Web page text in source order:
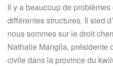
Il y a beaucoup de
différentes structures. Il sied
nous sommes sur le droit
Nathalie Mangila, présidente
civile dans la province du